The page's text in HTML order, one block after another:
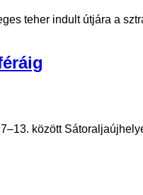
teher indult útjára a
között